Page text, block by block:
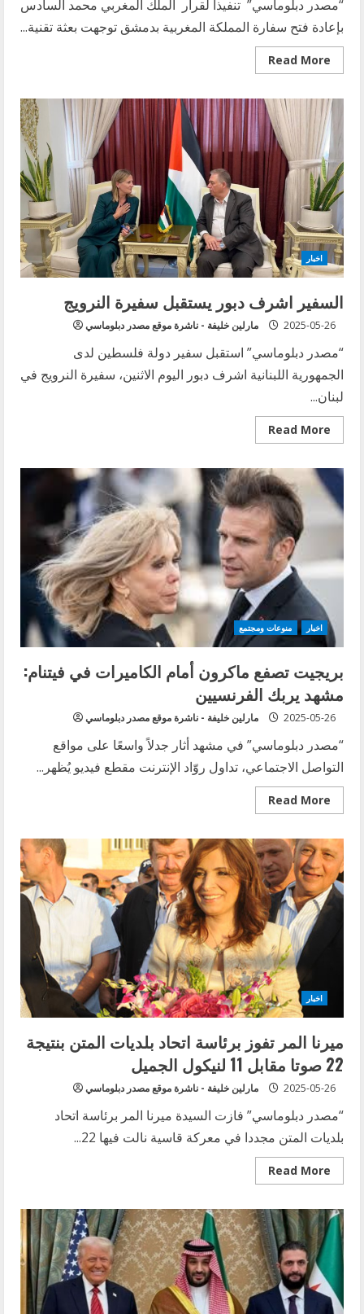
“مصدر دبلوماسي” تنفيذا لقرار الملك المغربي محمد السادس
بإعادة فتح سفارة المملكة المغربية بدمشق توجهت بعثة تقنية...
Read More
Read
more
تقنية
من
وزارة
الخارجية
المغربية
تزور
سوريا
لتفعيل
القرار
الملكي
بإعادة
فتح
سفارة
المغرب
بدمشق اخبار
السفير اشرف دبور يستقبل سفيرة النرويج
مارلين خليفة - ناشرة موقع مصدر دبلوماسي 2025-05-26
“مصدر دبلوماسي” استقبل سفير دولة فلسطين لدى
الجمهورية اللبنانية اشرف دبور اليوم الاثنين، سفيرة النرويج في
لبنان...
Read More
Read
more
اشرف
دبور
يستقبل
سفيرة
النرويج
اخبار منوعات ومجتمع
بريجيت تصفع ماكرون أمام الكاميرات في فيتنام:
مشهد يربك الفرنسيين
مارلين خليفة - ناشرة موقع مصدر دبلوماسي 2025-05-26
“مصدر دبلوماسي” في مشهد أثار جدلاً واسعًا على مواقع
التواصل الاجتماعي، تداول روّاد الإنترنت مقطع فيديو يُظهر...
Read More
Read
more
تصفع
ماكرون
أمام
الكاميرات
في
فيتنام:
مشهد
يربك
الفرنسيين
اخبار
ميرنا المر تفوز برئاسة اتحاد بلديات المتن بنتيجة
22 صوتا مقابل 11 لنيكول الجميل
مارلين خليفة - ناشرة موقع مصدر دبلوماسي 2025-05-26
“مصدر دبلوماسي” فازت السيدة ميرنا المر برئاسة اتحاد
بلديات المتن مجددا في معركة قاسية نالت فيها 22...
Read More
Read
more
المر
تفوز
برئاسة
اتحاد
بلديات
المتن
بنتيجة
22